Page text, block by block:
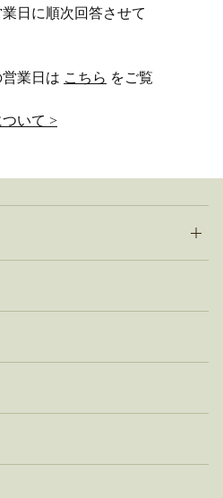
日に順次回答させて
業日は こちら をご覧
いて >